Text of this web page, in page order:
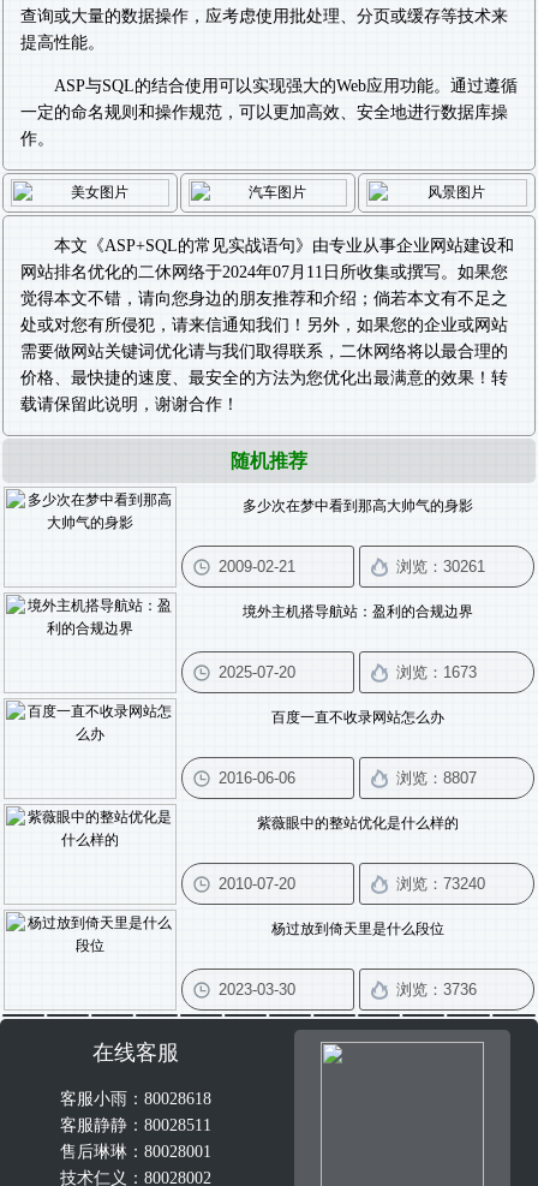
查询或大量的数据操作，应考虑使用批处理、分页或缓存等技术来
提高性能。
ASP与SQL的结合使用可以实现强大的Web应用功能。通过遵循
一定的命名规则和操作规范，可以更加高效、安全地进行数据库操
作。
本文《ASP+SQL的常见实战语句》由专业从事企业网站建设和
网站排名优化的二休网络于2024年07月11日所收集或撰写。如果您
觉得本文不错，请向您身边的朋友推荐和介绍；倘若本文有不足之
处或对您有所侵犯，请来信通知我们！另外，如果您的企业或网站
需要做网站关键词优化请与我们取得联系，二休网络将以最合理的
价格、最快捷的速度、最安全的方法为您优化出最满意的效果！转
载请保留此说明，谢谢合作！
随机推荐
多少次在梦中看到那高大帅气的身影
境外主机搭导航站：盈利的合规边界
百度一直不收录网站怎么办
紫薇眼中的整站优化是什么样的
杨过放到倚天里是什么段位
在线客服
客服小雨：80028618
客服静静：80028511
售后琳琳：80028001
技术仁义：80028002